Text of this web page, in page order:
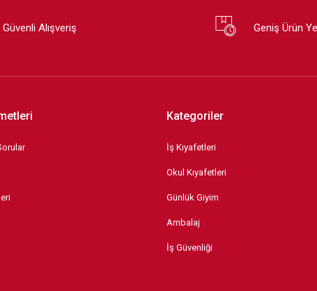
Güvenli Alışveriş Geniş Ürün
Kategoriler
İş Kıyafetleri
Okul Kıyafetleri
Günlük Giyim
Ambalaj
İş Güvenliği